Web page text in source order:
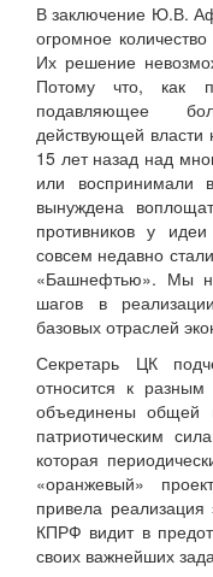
В заключение Ю.В.
огромное
Их решение
Потому что, как
подавляющее
действующей
15 лет назад над
или воспринимали
вынуждена
противников у
совсем недавно
«Башнефтью». Мы
шагов в
базовых отраслей
Секретарь ЦК
относится к
объединены общей
патриотическим
которая
«оранжевый»
привела
КПРФ видит в
своих важнейших